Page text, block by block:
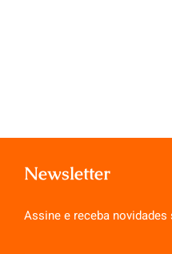
Newsletter
Assine e receba